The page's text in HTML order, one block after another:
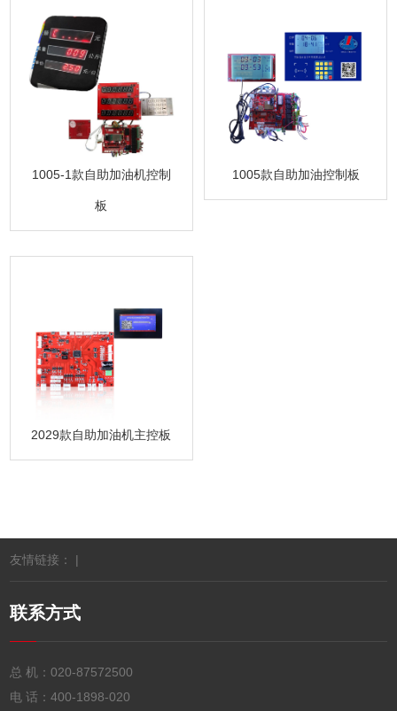
1005-1款自助加油机控制
板
1005款自助加油控制板
2029款自助加油机主控板
友情链接： |
联系方式
总 机：020-87572500
电 话：400-1898-020